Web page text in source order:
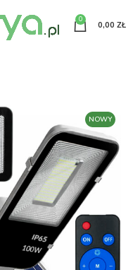
0
0,00 ZŁ
NOWY